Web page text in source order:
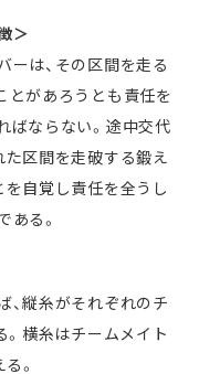
＞
は、その区間を走る
とがあろうとも責任を
ばならない。途中交代
た区間を走破する鍛え
自覚し責任を全うし
る。
縦糸がそれぞれのチ
横糸はチームメイト
。